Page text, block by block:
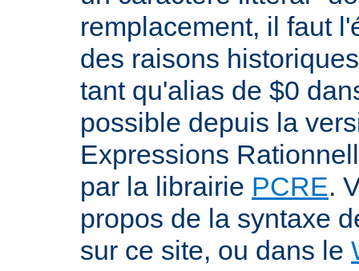
remplacement, il faut
des raisons
tant qu'alias de $0
possible depuis la
Expressions
par la librairie PCRE.
propos de la syntaxe
sur ce site, ou dans le